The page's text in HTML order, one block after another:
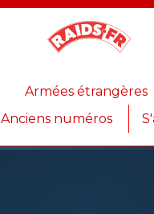
Armées étrangères
Anciens numéros